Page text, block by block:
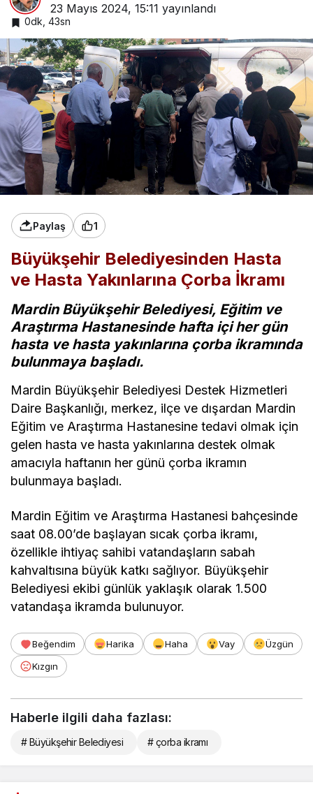
23 Mayıs 2024, 15:11 yayınlandı
0dk, 43sn
Paylaş 1
Büyükşehir Belediyesinden Hasta
ve Hasta Yakınlarına Çorba İkramı
Mardin Büyükşehir Belediyesi, Eğitim ve
Araştırma Hastanesinde hafta içi her gün
hasta ve hasta yakınlarına çorba ikramında
bulunmaya başladı.
Mardin Büyükşehir Belediyesi Destek Hizmetleri
Daire Başkanlığı, merkez, ilçe ve dışardan Mardin
Eğitim ve Araştırma Hastanesine tedavi olmak için
gelen hasta ve hasta yakınlarına destek olmak
amacıyla haftanın her günü çorba ikramın
bulunmaya başladı.
Mardin Eğitim ve Araştırma Hastanesi bahçesinde
saat 08.00’de başlayan sıcak çorba ikramı,
özellikle ihtiyaç sahibi vatandaşların sabah
kahvaltısına büyük katkı sağlıyor. Büyükşehir
Belediyesi ekibi günlük yaklaşık olarak 1.500
vatandaşa ikramda bulunuyor.
Beğendim Harika Haha Vay
Üzgün
Kızgın
Haberle ilgili daha fazlası:
# Büyükşehir Belediyesi # çorba ikramı